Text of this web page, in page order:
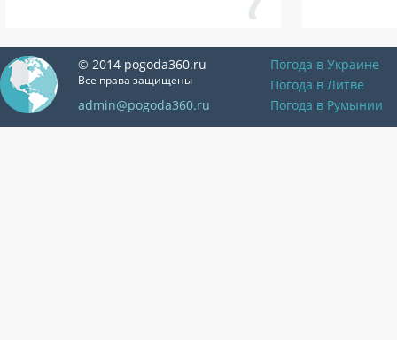
© 2014 pogoda360.ru
Все права защищены
admin@pogoda360.ru
Погода в Украине
Погода в Литве
Погода в Румынии